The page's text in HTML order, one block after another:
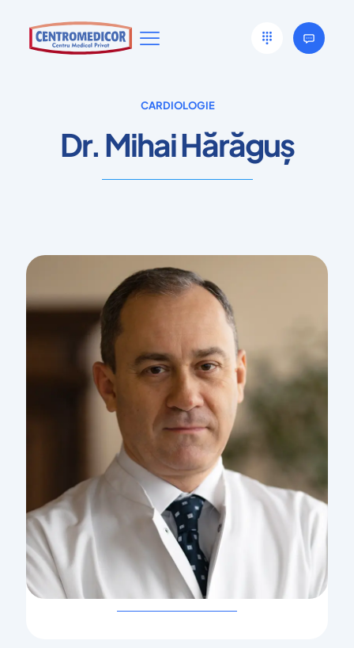
CARDIOLOGIE
Dr. Mihai Hărăguș